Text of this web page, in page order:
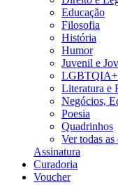
Educação
Filosofia
História
Humor
Juvenil e
LGBTQIA+
Literatura e
Negócios,
Poesia
Quadrinhos
Ver todas as
Assinatura
Curadoria
Voucher